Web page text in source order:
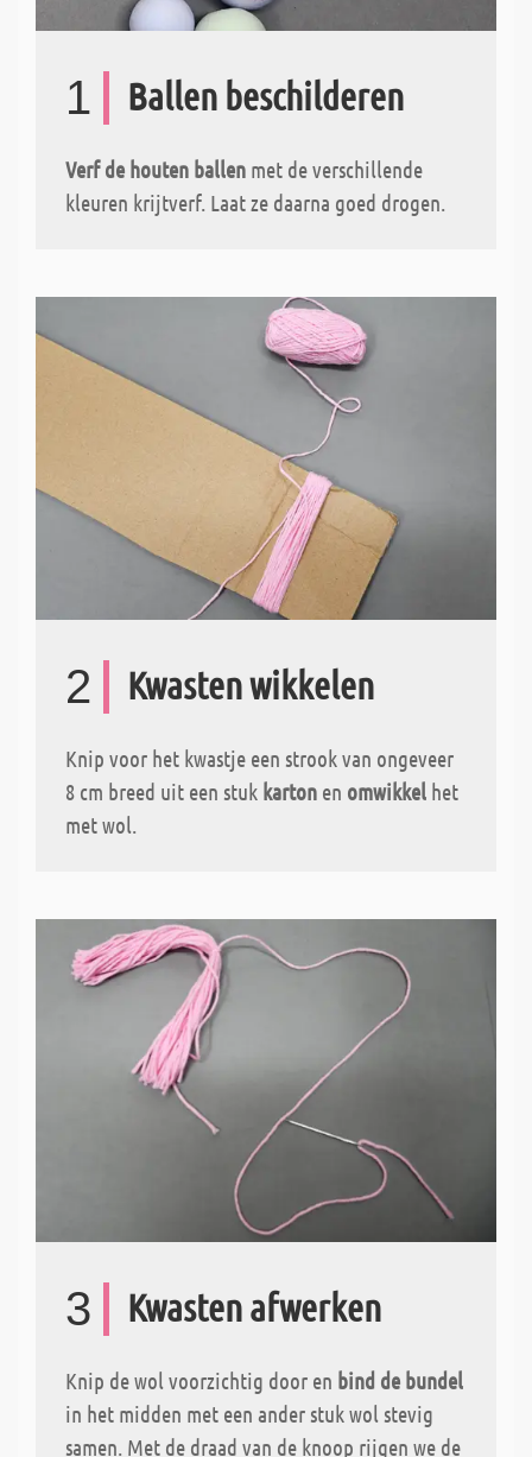
1 Ballen beschilderen
Verf de houten ballen met de verschillende
kleuren krijtverf. Laat ze daarna goed drogen.
2 Kwasten wikkelen
Knip voor het kwastje een strook van ongeveer
8 cm breed uit een stuk karton en omwikkel het
met wol.
3 Kwasten afwerken
Knip de wol voorzichtig door en bind de bundel
in het midden met een ander stuk wol stevig
samen. Met de draad van de knoop rijgen we de